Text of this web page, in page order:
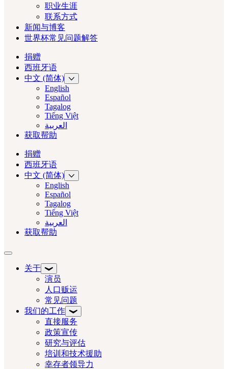
职业生涯
联系方式
新闻与博客
世界杯常见问题解答
捐赠
西班牙语
中文 (简体)
English
Español
Tagalog
Tiếng Việt
العربية‏
获取帮助
捐赠
西班牙语
中文 (简体)
English
Español
Tagalog
Tiếng Việt
العربية‏
获取帮助
切换导航
关于
演员
人口贩运
常见问题
我们的工作
直接服务
政策宣传
研究与评估
培训和技术援助
幸存者领导力